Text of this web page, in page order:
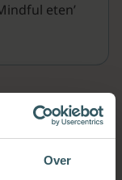
Over
eten’